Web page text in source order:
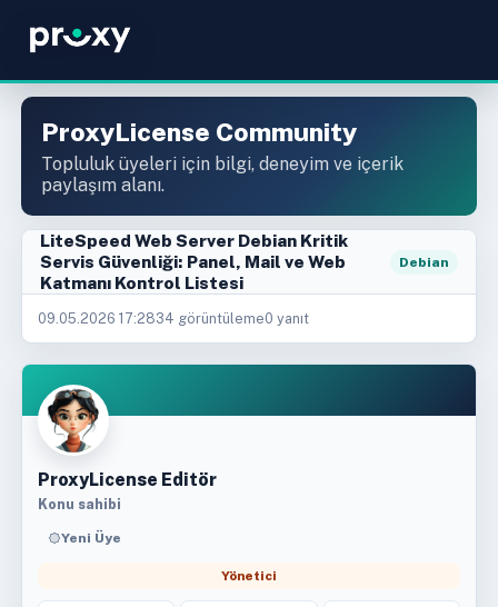
ProxyLicense Community
Topluluk üyeleri için bilgi, deneyim ve içerik
paylaşım alanı.
LiteSpeed Web Server Debian Kritik
Servis Güvenliği: Panel, Mail ve Web
Katmanı Kontrol Listesi
Debian
09.05.2026 17:2834 görüntüleme0 yanıt
ProxyLicense Editör
Konu sahibi
Yeni Üye
Yönetici